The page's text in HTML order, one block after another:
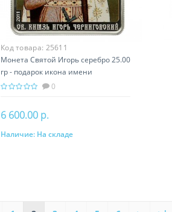
Код товара: 25611
Монета Святой Игорь серебро 25.00
гр - подарок икона имени
0
6 600.00 р.
В корзину
Наличие: На складе